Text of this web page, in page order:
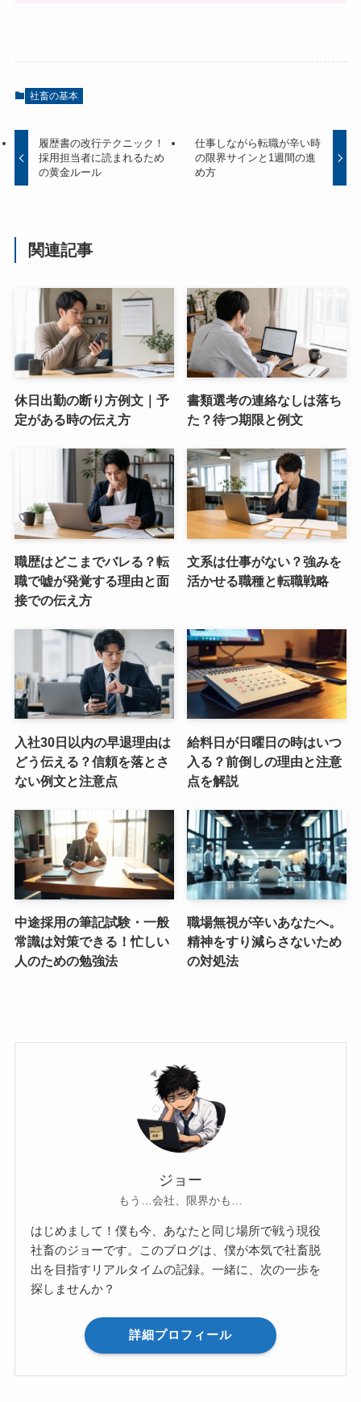
社畜の基本
履歴書の改行テクニック！
採用担当者に読まれるため
の黄金ルール
仕事しながら転職が辛い時
の限界サインと1週間の進
め方
関連記事
休日出勤の断り方例文｜予
定がある時の伝え方
書類選考の連絡なしは落ち
た？待つ期限と例文
職歴はどこまでバレる？転
職で嘘が発覚する理由と面
接での伝え方
文系は仕事がない？強みを
活かせる職種と転職戦略
入社30日以内の早退理由は
どう伝える？信頼を落とさ
ない例文と注意点
給料日が日曜日の時はいつ
入る？前倒しの理由と注意
点を解説
中途採用の筆記試験・一般
常識は対策できる！忙しい
人のための勉強法
職場無視が辛いあなたへ。
精神をすり減らさないため
の対処法
ジョー
もう…会社、限界かも…
はじめまして！僕も今、あなたと同じ場所で戦う現役
社畜のジョーです。このブログは、僕が本気で社畜脱
出を目指すリアルタイムの記録。一緒に、次の一歩を
探しませんか？
詳細プロフィール